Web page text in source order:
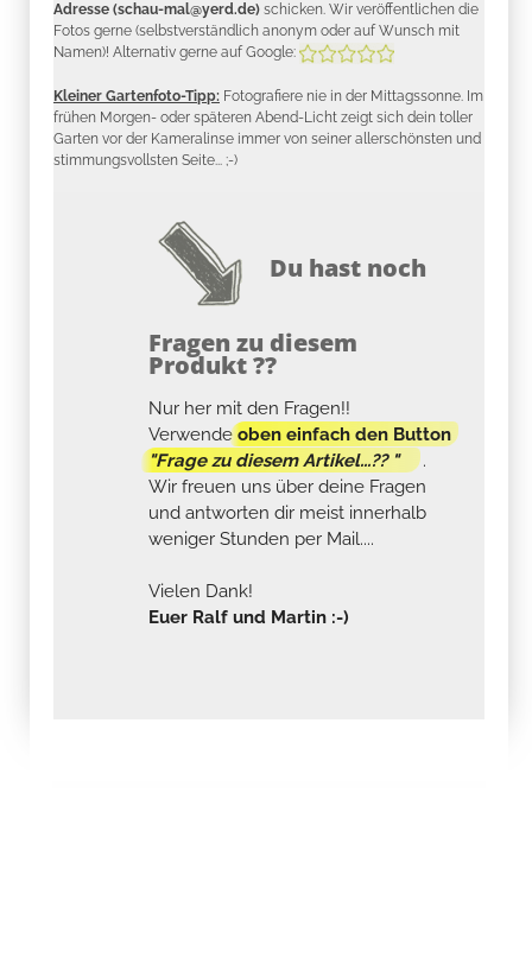
Adresse (schau-mal@yerd.de) schicken. Wir veröffentlichen die
Fotos gerne (selbstverständlich anonym oder auf Wunsch mit
Namen)! Alternativ gerne auf Google:
Kleiner Gartenfoto-Tipp: Fotografiere nie in der Mittagssonne. Im
frühen Morgen- oder späteren Abend-Licht zeigt sich dein toller
Garten vor der Kameralinse immer von seiner allerschönsten und
stimmungsvollsten Seite... ;-)
Du hast noch
Fragen zu diesem
Produkt ??
Nur her mit den Fragen!!
Verwendeoben einfach den Button
"Frage zu diesem Artikel...?? "
.
Wir freuen uns über deine Fragen
und antworten dir meist innerhalb
weniger Stunden per Mail....
Vielen Dank!
Euer Ralf und Martin :-)